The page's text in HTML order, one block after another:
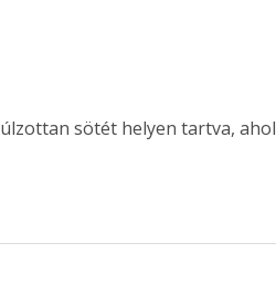
sötét helyen tartva, ahol